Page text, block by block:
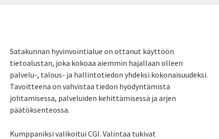
Satakunnan hyvinvointialue on ottanut käyttöön
tietoalustan, joka kokoaa aiemmin hajallaan olleen
palvelu-, talous- ja hallintotiedon yhdeksi kokonaisuudeksi.
Tavoitteena on vahvistaa tiedon hyödyntämistä
johtamisessa, palveluiden kehittämisessä ja arjen
päätöksenteossa.
Kumppaniksi valikoitui CGI. Valintaa tukivat